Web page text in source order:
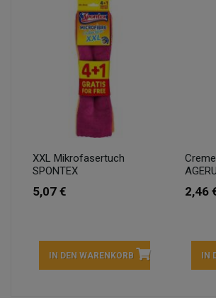
XXL Mikrofasertuch
SPONTEX
5,07 €
IN DEN WARENKORB
2,46
IN